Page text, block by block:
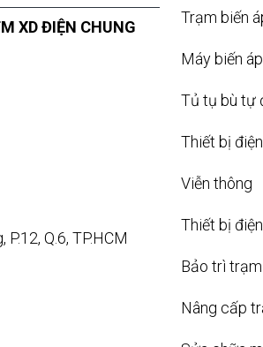
XD ĐIỆN CHUNG
Q.6, TP.HCM
Trạm biến
Máy biến áp
Tủ tụ bù tự
Thiết bị điện
Viễn thông
Thiết bị
Bảo trì
Nâng cấp